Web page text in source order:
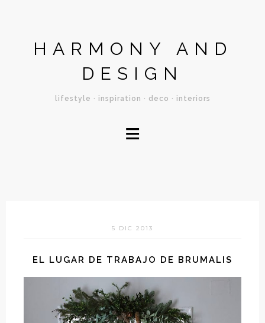
HARMONY AND
DESIGN
lifestyle · inspiration · deco · interiors
≡
5 DIC 2013
EL LUGAR DE TRABAJO DE BRUMALIS